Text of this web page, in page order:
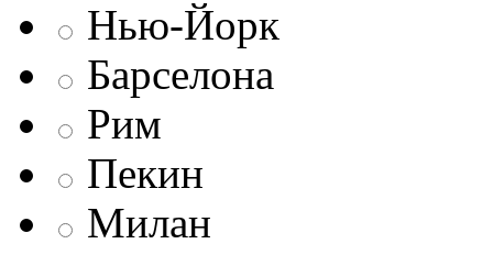
Нью-Йорк
Барселона
Рим
Пекин
Милан